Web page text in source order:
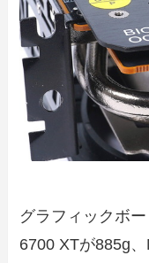
グラフィックボ
6700 XTが885g